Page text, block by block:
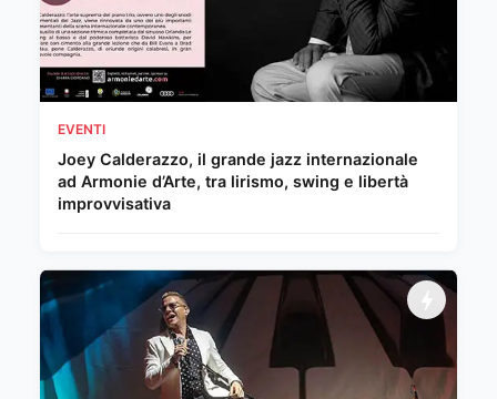
EVENTI
Joey Calderazzo, il grande jazz internazionale
ad Armonie d’Arte, tra lirismo, swing e libertà
improvvisativa